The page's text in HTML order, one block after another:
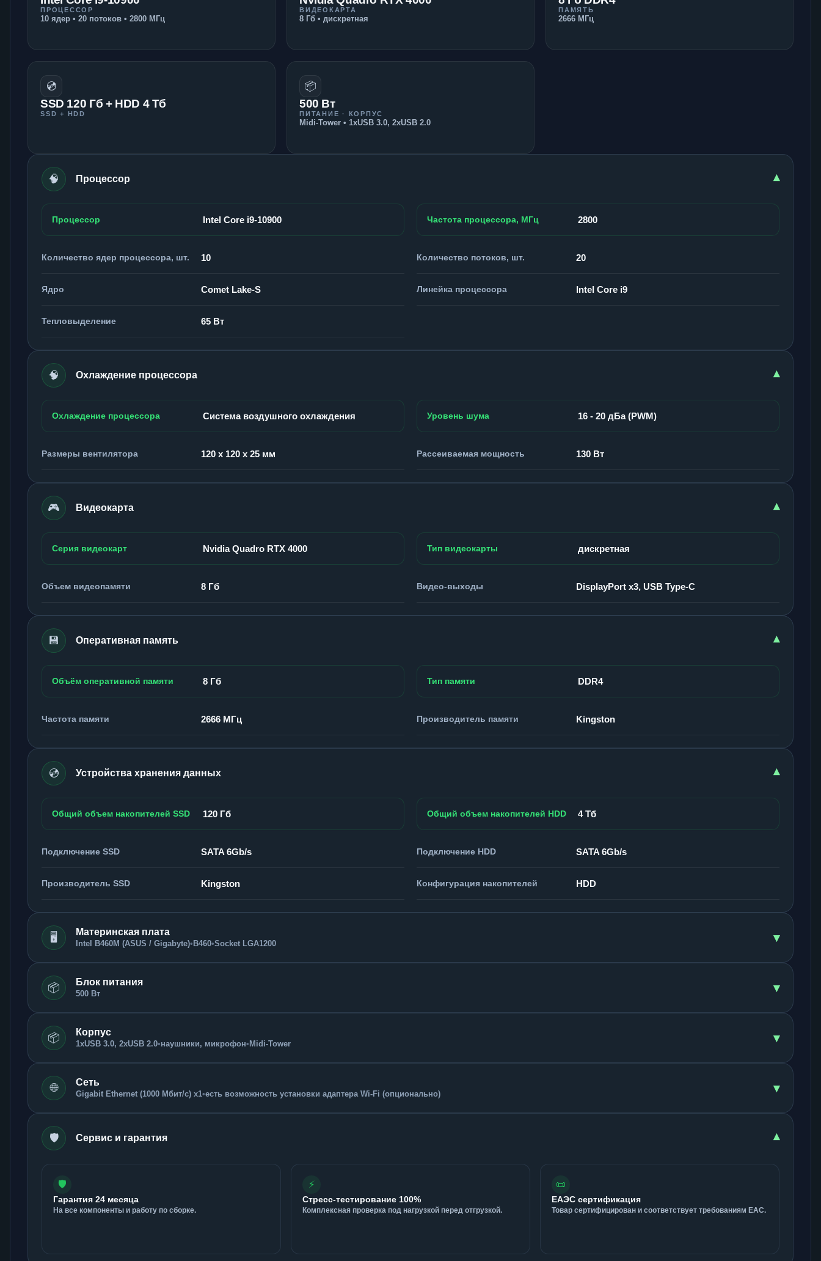
ПРОЦЕССОР
10 ядер • 20 потоков • 2800 МГц
ВИДЕОКАРТА
8 Гб • дискретная
ПАМЯТЬ
2666 МГц
💿
SSD 120 Гб + HDD 4 Тб
SSD + HDD
📦
500 Вт
ПИТАНИЕ · КОРПУС
Midi-Tower • 1xUSB 3.0, 2xUSB 2.0
🧠 Процессор ▾
Процессор Intel Core i9-10900 Частота процессора, МГц 2800
Количество ядер процессора, шт. 10 Количество потоков, шт. 20
Ядро Comet Lake-S Линейка процессора Intel Core i9
Тепловыделение 65 Вт
🧠 Охлаждение процессора ▾
Охлаждение процессора Система воздушного охлаждения Уровень шума 16 - 20 дБа (PWM)
Размеры вентилятора 120 x 120 x 25 мм Рассеиваемая мощность 130 Вт
🎮 Видеокарта ▾
Серия видеокарт Nvidia Quadro RTX 4000 Тип видеокарты дискретная
Объем видеопамяти 8 Гб Видео-выходы DisplayPort x3, USB Type-C
💾 Оперативная память ▾
Объём оперативной памяти 8 Гб Тип памяти DDR4
Частота памяти 2666 МГц Производитель памяти Kingston
💿 Устройства хранения данных ▾
Общий объем накопителей SSD 120 Гб Общий объем накопителей HDD 4 Тб
Подключение SSD SATA 6Gb/s Подключение HDD SATA 6Gb/s
Производитель SSD Kingston Конфигурация накопителей HDD
🖥️ Материнская плата
Intel B460M (ASUS / Gigabyte)• B460•Socket LGA1200 ▾
📦 Блок питания
500 Вт ▾
📦 Корпус
1xUSB 3.0, 2xUSB 2.0•наушники, микрофон• Midi-Tower ▾
🌐 Сеть
Gigabit Ethernet (1000 Мбит/с) x1•есть возможность установки адаптера Wi-Fi (опционально) ▾
🛡️ Сервис и гарантия ▾
🛡️
Гарантия 24 месяца
На все компоненты и работу по сборке.
⚡
Стресс-тестирование 100%
Комплексная проверка под нагрузкой перед отгрузкой.
📜
ЕАЭС сертификация
Товар сертифицирован и соответствует требованиям ЕАС.